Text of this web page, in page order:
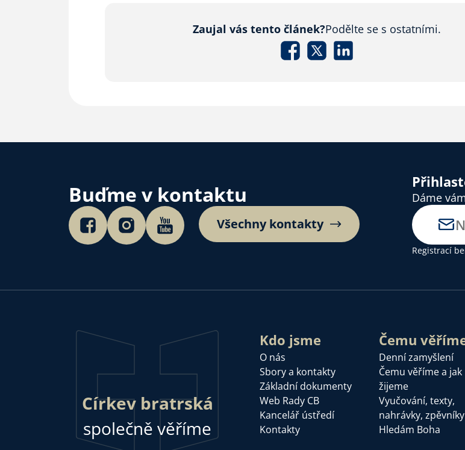
Zaujal vás tento článek?Podělte se s ostatními.
Buďme v kontaktu
Všechny kontakty
Dáme
Registrací
Církev bratrská
společně věříme
Kdo jsme
O nás
Sbory a kontakty
Základní dokumenty
Web Rady CB
Kancelář ústředí
Kontakty
Čemu
Denní zamyšlení
Čemu věříme a jak
žijeme
Vyučování, texty,
nahrávky, zpěvníky
Hledám Boha